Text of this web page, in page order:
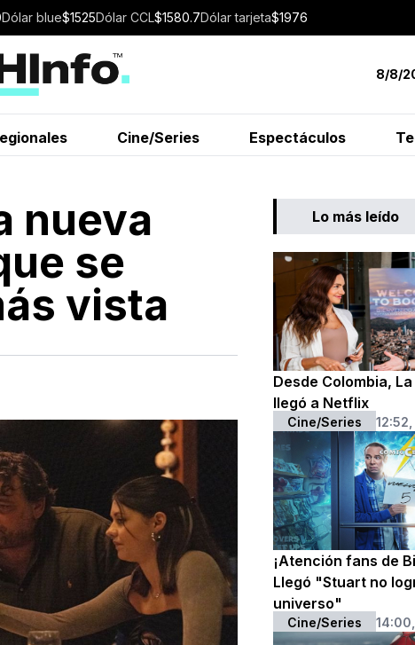
Dólar blue$1525Dólar CCL$1580.7Dólartarjeta$1976
8/8/
Cine/Series Espectáculos
nueva
se
vista
Lo más leído
Desde Colombia,
llegó a Netflix
Cine/Series
¡Atención fans de
Llegó "Stuart no
universo"
Cine/Series